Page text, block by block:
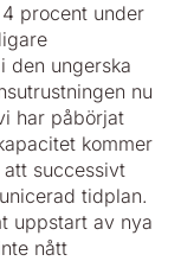
procent under
den ungerska
nu
har påbörjat
kommer
successivt
tidplan.
uppstart av nya
nått